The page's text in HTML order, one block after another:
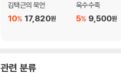
제4장 | 임제종통을 지킨 남녘의 선승
만암 ‘선우공제회’ 깃발을 들다 직사각형 입
김택근의 묵언
17,820원
10%
옥수수죽
9,500원
5%
관련 분류